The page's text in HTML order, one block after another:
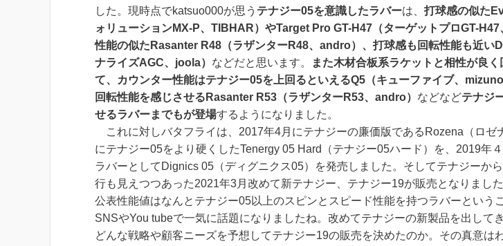
した。現時点でkatsuo000が思う テナジー05を意識したラバーは、 打球感の似た
ォリューションMX-P、TIBHAR）やTarget Pro GT-H47（ターゲットプロGT-H47
性能の似たRasanter R48（ラザンターR48、andro）、打球感も回転性能も近い
ナライズAGC、joola） などだと思います。
また木材合板系ラケットと相性が良
て、カウンター性能はテナジー05を上回るといえるQ5（キューファイブ、
回転性能を感じさせるRasanter R53（ラザンターR53、andro） などなどテナジ
せるラバーまでもが登場するようになりました。
これに対しバタフライは、 2017年4月にテナジーの廉価版であるRozena（ロゼ
にテナジー05をより硬くしたTenergy 05 Hard（テナジー05ハード）
を、 2019年
ラバーとしてDignics 05（ディグニクス05）
を発売しました。そしてテナジーか
行も見えつつあった2021年3月改めて新テナジー、テナジー19が販売となりまし
公表性能値はなんとテナジー05以上のスピンとスピード性能を持つラバーという
SNSやYou tubeで一気に話題になりましたね。改めてテナジーの新製品を出して
どんな戦略や顧客ニーズを予想してテナジー19の販売を決めたのか。その真意は